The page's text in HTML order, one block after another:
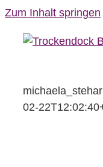
Zum Inhalt springen
02-